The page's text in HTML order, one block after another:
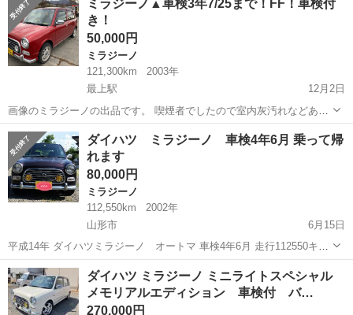
き 現在冬タイヤ装着 夏タイヤ車内搭載 車検が長くお買い得 ...
ミラジーノ▲車検3年7/25まで！FF！車検付
き！
50,000円
ミラジーノ
121,300km
2003年
最上駅
12月2日
画像のミラジーノの出品です。 喫煙者でしたので室内灰汚れなどあり
ます。 欲しい方は現車確認お願い致します。 一方的な方、1日以上返
信のない方はブロックさせていただきます。
山形 最上郡 最上駅
ダイハツ ミラジーノ 車検4年6月 乗って帰
れます
80,000円
ミラジーノ
112,550km
2002年
山形市
6月15日
平成14年 ダイハツミラジーノ オートマ 車検4年6月 走行112550キロ
複数オーナーの為にタイミングベルト交換不明です。エンジンルーム
タイベルステッカー剥がれた後があります。 ボンネットクリアー剥げ
傷や錆び等...
山形 山形市 ミラジーノ ダイハツミラジーノ
ダイハツ ミラジーノ ミニライトスペシャル
メモリアルエディション 車検付 バ…
270,000円